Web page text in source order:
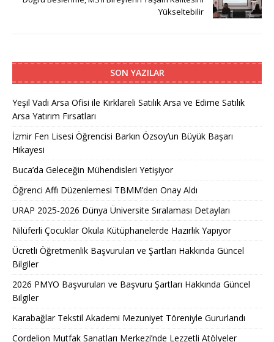
Yükseltebilir
SON YAZILAR
Yeşil Vadi Arsa Ofisi ile Kırklareli Satılık Arsa ve Edirne Satılık
Arsa Yatırım Fırsatları
İzmir Fen Lisesi Öğrencisi Barkın Özsoy’un Büyük Başarı
Hikayesi
Buca’da Geleceğin Mühendisleri Yetişiyor
Öğrenci Affı Düzenlemesi TBMM’den Onay Aldı
URAP 2025-2026 Dünya Üniversite Sıralaması Detayları
Nilüferli Çocuklar Okula Kütüphanelerde Hazırlık Yapıyor
Ücretli Öğretmenlik Başvuruları ve Şartları Hakkında Güncel
Bilgiler
2026 PMYO Başvuruları ve Başvuru Şartları Hakkında Güncel
Bilgiler
Karabağlar Tekstil Akademi Mezuniyet Töreniyle Gururlandı
Cordelion Mutfak Sanatları Merkezi’nde Lezzetli Atölyeler